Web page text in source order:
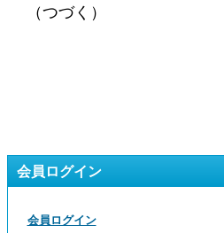
（つづく）
会員ログイン
会員ログイン